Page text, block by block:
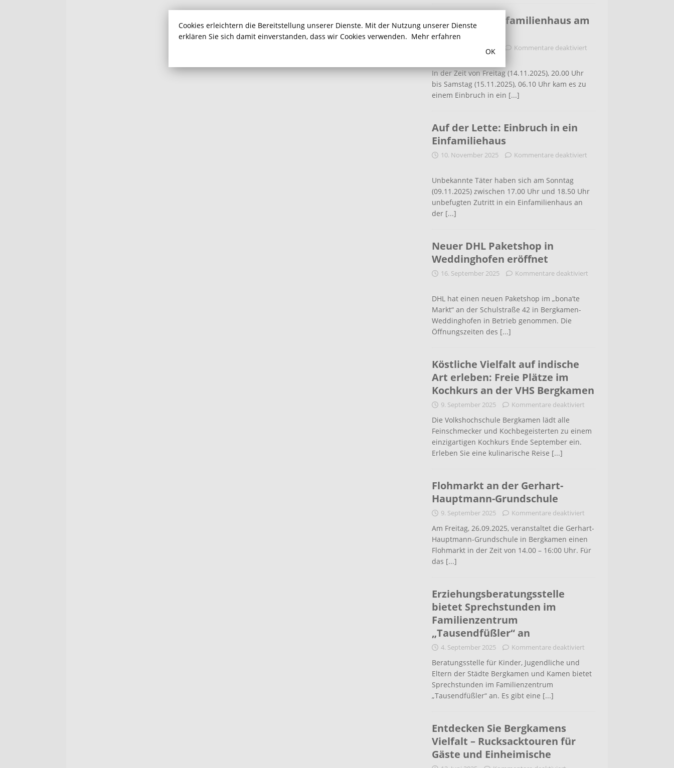
Einbruch in Einfamilienhaus am
Haldenweg
16. November 2025 Kommentare deaktiviert
In der Zeit von Freitag (14.11.2025), 20.00 Uhr
bis Samstag (15.11.2025), 06.10 Uhr kam es zu
einem Einbruch in ein [...]
Auf der Lette: Einbruch in ein
Einfamiliehaus
10. November 2025 Kommentare deaktiviert
Unbekannte Täter haben sich am Sonntag
(09.11.2025) zwischen 17.00 Uhr und 18.50 Uhr
unbefugten Zutritt in ein Einfamilienhaus an
der [...]
Neuer DHL Paketshop in
Weddinghofen eröffnet
16. September 2025 Kommentare deaktiviert
DHL hat einen neuen Paketshop im „bona’te
Markt“ an der Schulstraße 42 in Bergkamen-
Weddinghofen in Betrieb genommen. Die
Öffnungszeiten des [...]
Köstliche Vielfalt auf indische
Art erleben: Freie Plätze im
Kochkurs an der VHS Bergkamen
9. September 2025 Kommentare deaktiviert
Die Volkshochschule Bergkamen lädt alle
Feinschmecker und Kochbegeisterten zu einem
einzigartigen Kochkurs Ende September ein.
Erleben Sie eine kulinarische Reise [...]
Flohmarkt an der Gerhart-
Hauptmann-Grundschule
9. September 2025 Kommentare deaktiviert
Am Freitag, 26.09.2025, veranstaltet die Gerhart-
Hauptmann-Grundschule in Bergkamen einen
Flohmarkt in der Zeit von 14.00 – 16:00 Uhr. Für
das [...]
Erziehungsberatungsstelle
bietet Sprechstunden im
Familienzentrum
„Tausendfüßler“ an
4. September 2025 Kommentare deaktiviert
Beratungsstelle für Kinder, Jugendliche und
Eltern der Städte Bergkamen und Kamen bietet
Sprechstunden im Familienzentrum
„Tausendfüßler“ an. Es gibt eine [...]
Entdecken Sie Bergkamens
Vielfalt – Rucksacktouren für
Gäste und Einheimische
Cookies erleichtern die Bereitstellung unserer Dienste. Mit der Nutzung unserer Dienste
erklären Sie sich damit einverstanden, dass wir Cookies verwenden. Mehr erfahren
OK